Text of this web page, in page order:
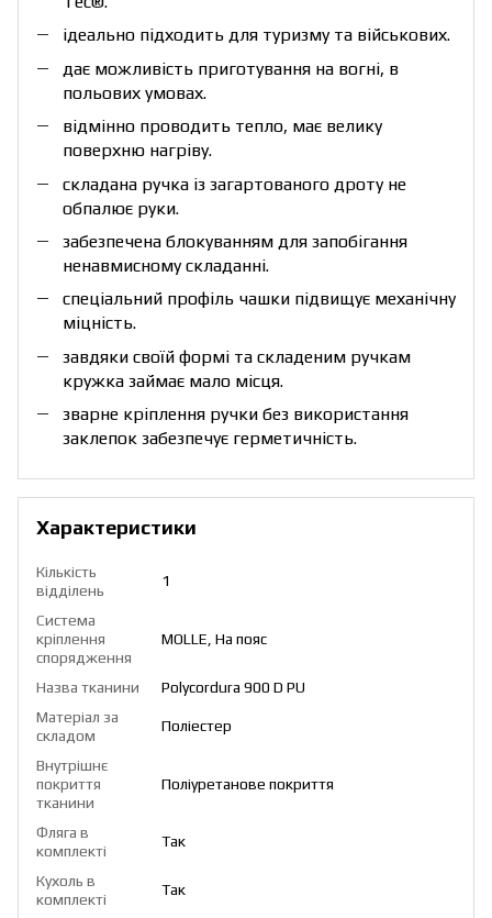
ідеально підходить для туризму та військових.
дає можливість приготування на вогні, в
польових умовах.
відмінно проводить тепло, має велику
поверхню нагріву.
складана ручка із загартованого дроту не
обпалює руки.
забезпечена блокуванням для запобігання
ненавмисному складанні.
спеціальний профіль чашки підвищує механічну
міцність.
завдяки своїй формі та складеним ручкам
кружка займає мало місця.
зварне кріплення ручки без використання
заклепок забезпечує герметичність.
Характеристики
Кількість
відділень
1
Система
кріплення
спорядження
MOLLE, На пояс
Назва тканини
Polycordura 900 D PU
Матеріал за
складом
Поліестер
Внутрішнє
покриття
тканини
Поліуретанове покриття
Фляга в
комплекті
Так
Кухоль в
комплекті
Так